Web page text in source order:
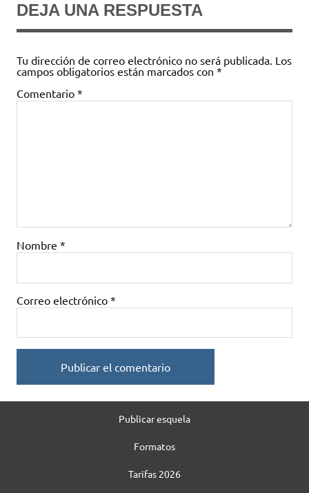
DEJA UNA RESPUESTA
Tu dirección de correo electrónico no será publicada. Los
campos obligatorios están marcados con *
Comentario *
Nombre *
Correo electrónico *
Publicar esquela
Formatos
Tarifas 2026